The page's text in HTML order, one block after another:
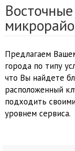
Предлагаем
города по типу
что Вы найдете
расположенный
подходить
уровнем сервиса.